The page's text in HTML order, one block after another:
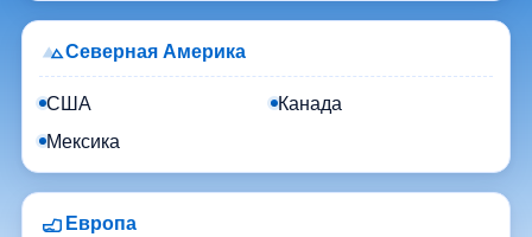
Северная Америка
США
Канада
Мексика
Европа